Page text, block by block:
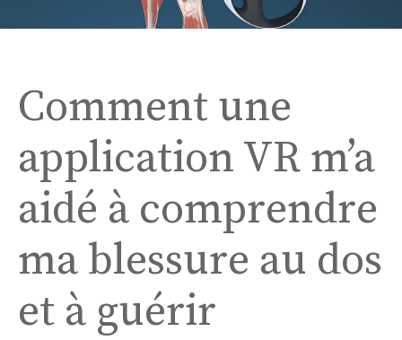
Comment une
application VR m’a
aidé à comprendre
ma blessure au dos
et à guérir